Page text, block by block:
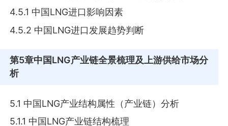
4.5.1 中国LNG进口影响因素
4.5.2 中国LNG进口发展趋势判断
第5章中国LNG产业链全景梳理及上游供给市场分
析
5.1 中国LNG产业结构属性（产业链）分析
5.1.1 中国LNG产业链结构梳理